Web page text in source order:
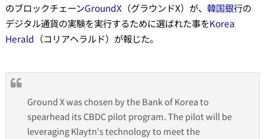
のブロックチェーンGroundX （グラウンドX）が、 韓国銀行の
デジタル通貨の実験を実行するために選ばれた事をKorea
Herald （コリアヘラルド）が報じた。
Ground X was chosen by the Bank of Korea to
spearhead its CBDC pilot program. The pilot will be
leveraging Klaytn's technology to meet the